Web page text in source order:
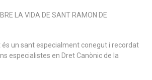
LA VIDA DE SANT RAMON DE
un sant especialment conegut i recordat
especialistes en Dret Canònic de la